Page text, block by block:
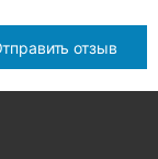
отзыв